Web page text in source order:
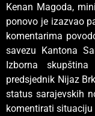
Kenan Magoda,
ponovo je izazvao
komentarima
savezu Kantona
Izborna
predsjednik Nijaz
status sarajevskih
komentirati situaciju